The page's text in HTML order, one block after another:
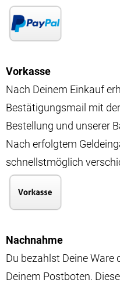
Vorkasse
Nach Deinem Einkauf
Bestätigungsmail mit
Bestellung und unserer
Nach erfolgtem
schnellstmöglich
Nachnahme
Du bezahlst Deine Ware
Deinem Postboten.